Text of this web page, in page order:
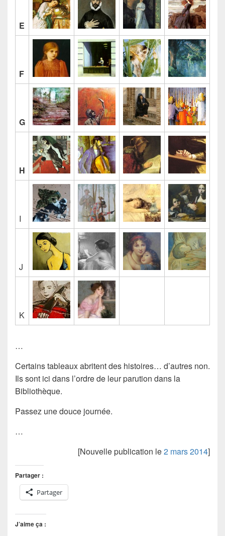
E
F
G
H
I
J
K
…
Certains tableaux abritent des histoires… d’autres non.
Ils sont ici dans l’ordre de leur parution dans la
Bibliothèque.
Passez une douce journée.
…
[Nouvelle publication le2 mars 2014]
Partager :
Partager
J’aime ça :